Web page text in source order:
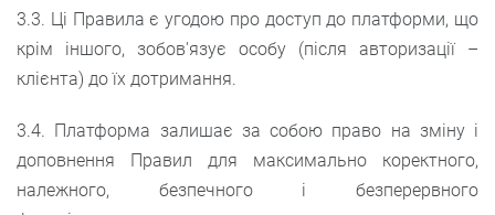
3.3. Ці Правила є угодою про доступ до платформи, що
крім іншого, зобов'язує особу (після авторизації –
клієнта) до їх дотримання.
3.4. Платформа залишає за собою право на зміну і
доповнення Правил для максимально коректного,
належного, безпечного і безперервного